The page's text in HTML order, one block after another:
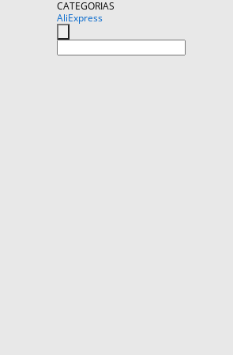
CATEGORIAS
AliExpress